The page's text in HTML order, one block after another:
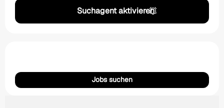
Suchagent aktivieren
Jobs suchen